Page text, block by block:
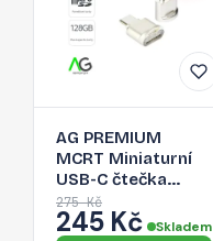
AG PREMIUM
MCRT Miniaturní
USB-C čtečka
Micro SD karet,
zlatá
275 Kč
245 Kč Skladem